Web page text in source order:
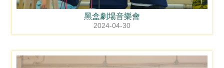
黑盒劇場音樂會
2024-04-30